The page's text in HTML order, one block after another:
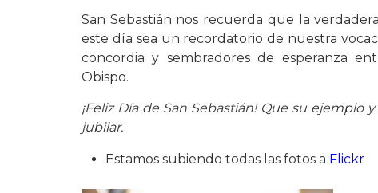
San Sebastián nos recuerda que la
este día sea un recordatorio de nuestra
concordia y sembradores de esperanza
Obispo.
¡Feliz Día de San Sebastián! Que su
jubilar.
Estamos subiendo todas las fotos a Flickr